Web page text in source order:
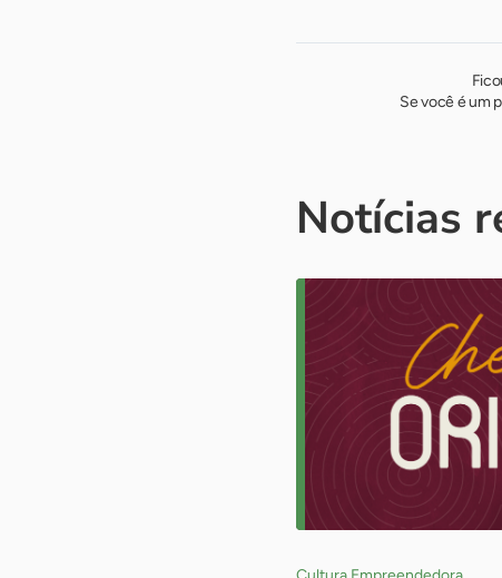
Se você é um
Notícias